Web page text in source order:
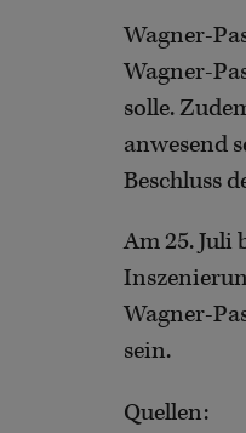
Wagner-
Wagner-
solle.
anwesend
Beschluss
Am 25. Juli
Wagner-
sein.
Quellen: